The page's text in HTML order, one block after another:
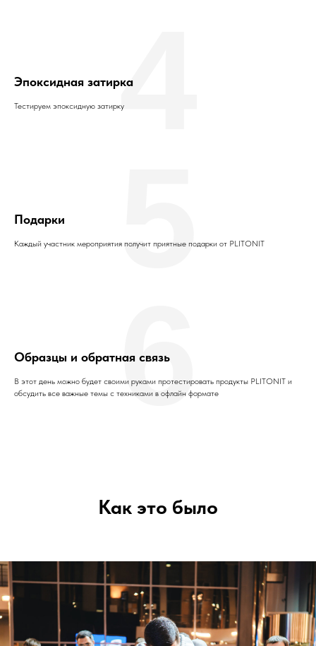
Эпоксидная затирка
Тестируем эпоксидную затирку4
Подарки
Каждый участник мероприятия получит приятные подарки от PLITONIT
5
Образцы и обратная связь
В этот день можно будет своими руками протестировать продукты PLITONIT и
обсудить все важные темы с техниками в офлайн формате
6
Как это было